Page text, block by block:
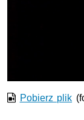
Pobierz plik